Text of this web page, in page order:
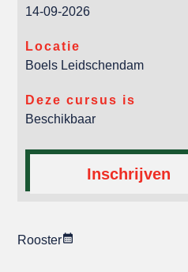
14-09-2026
Locatie
Boels Leidschendam
Deze cursus is
Beschikbaar
Inschrijven
Rooster